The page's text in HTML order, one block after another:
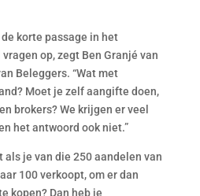
korte passage in het
op, zegt Ben Granjé van
Beleggers. “Wat met
Moet je zelf aangifte doen,
brokers? We krijgen er veel
het antwoord ook niet.”
als je van die 250 aandelen van
100 verkoopt, om er dan
kopen? Dan heb je